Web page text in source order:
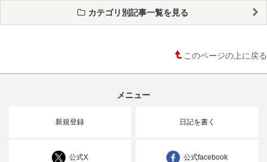
カテゴリ別記事一覧を見る
このページの上に戻る
メニュー
新規登録 日記を書く
公式X 公式facebook